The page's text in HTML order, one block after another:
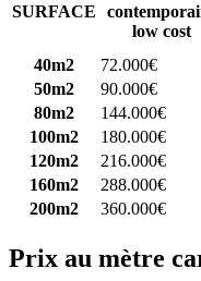
SURFACE
low cost
40m2
72.000€
50m2
90.000€
80m2
144.000€
100m2
180.000€
120m2
216.000€
160m2
288.000€
200m2
360.000€
Prix au mètre